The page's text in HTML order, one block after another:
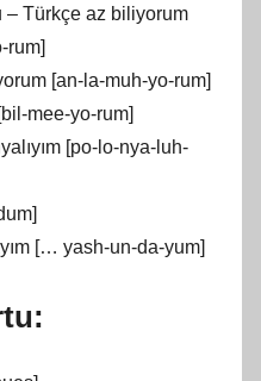
– Türkçe az biliyorum
rum]
[an-la-muh-yo-rum]
mee-yo-rum]
[po-lo-nya-luh-
[… yash-un-da-yum]